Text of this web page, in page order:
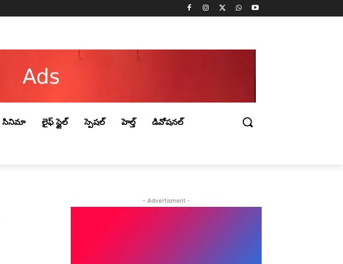
సినిమా లైఫ్ స్టైల్ స్పెషల్ హెల్త్ డివోషనల్
- Advertisment -